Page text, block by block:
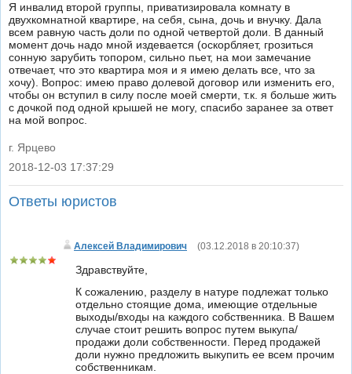
Я инвалид второй группы, приватизировала комнату в
двухкомнатной квартире, на себя, сына, дочь и внучку. Дала
всем равную часть доли по одной четвертой доли. В данный
момент дочь надо мной издевается (оскорбляет, грозиться
сонную зарубить топором, сильно пьет, на мои замечание
отвечает, что это квартира моя и я имею делать все, что за
хочу). Вопрос: имею право долевой договор или изменить его,
чтобы он вступил в силу после моей смерти, т.к. я больше жить
с дочкой под одной крышей не могу, спасибо заранее за ответ
на мой вопрос.
г. Ярцево
|
2018-12-03 17:37:29
Ответы юристов
Алексей Владимирович (03.12.2018 в 20:10:37)
Здравствуйте,
К сожалению, разделу в натуре подлежат только
отдельно стоящие дома, имеющие отдельные
выходы/входы на каждого собственника. В Вашем
случае стоит решить вопрос путем выкупа/
продажи доли собственности. Перед продажей
доли нужно предложить выкупить ее всем прочим
собственникам.